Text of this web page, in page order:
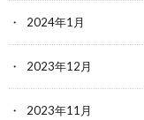
2024年1月
2023年12月
2023年11月